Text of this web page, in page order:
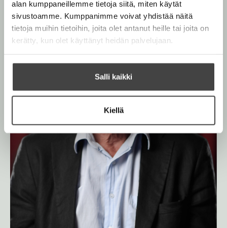
alan kumppaneillemme tietoja siitä, miten käytät
sivustoamme. Kumppanimme voivat yhdistää näitä
tietoja muihin tietoihin, joita olet antanut heille tai joita on
kerätty, kun olet käyttänyt heidän palvelujaan.
Salli kaikki
Kiellä
r